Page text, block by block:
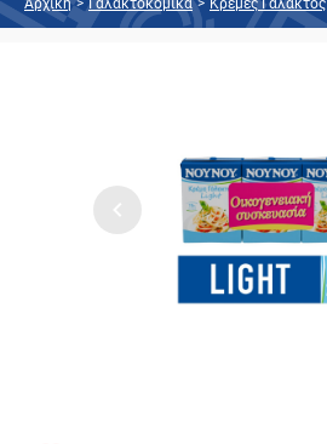
Αρχική > Γαλακτοκομικά > Κρέμες Γάλακτος